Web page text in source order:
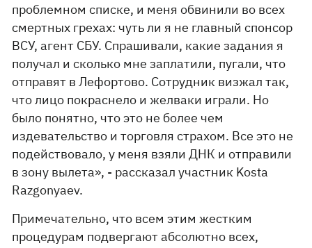
проблемном списке, и меня обвинили во всех
смертных грехах: чуть ли я не главный спонсор
ВСУ, агент СБУ. Спрашивали, какие задания я
получал и сколько мне заплатили, пугали, что
отправят в Лефортово. Сотрудник визжал так,
что лицо покраснело и желваки играли. Но
было понятно, что это не более чем
издевательство и торговля страхом. Все это не
подействовало, у меня взяли ДНК и отправили
в зону вылета», - рассказал участник Kosta
Razgonyaev.
Примечательно, что всем этим жестким
процедурам подвергают абсолютно всех,